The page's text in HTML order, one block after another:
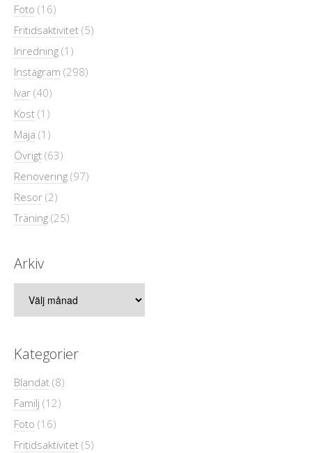
Foto (16)
Fritidsaktivitet (5)
Inredning (1)
Instagram (298)
Ivar (40)
Kost (1)
Maja (1)
Övrigt (63)
Renovering (97)
Resor (2)
Träning (25)
Arkiv
Kategorier
Blandat (8)
Familj (12)
Foto (16)
Fritidsaktivitet (5)